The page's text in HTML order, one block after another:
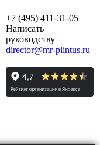
+7 (495) 411-31-05
Написать
руководству
director@mr-plintus.ru